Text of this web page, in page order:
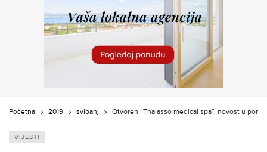
Početna 2019 svibanj Otvoren “Thalasso medical spa”, novost u
VIJESTI